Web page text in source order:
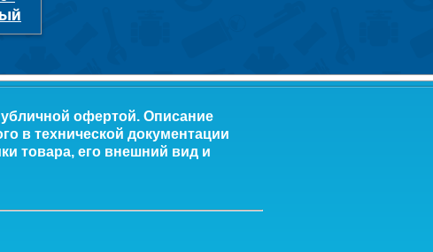
офертой. Описание
в технической документации
товара, его внешний вид и